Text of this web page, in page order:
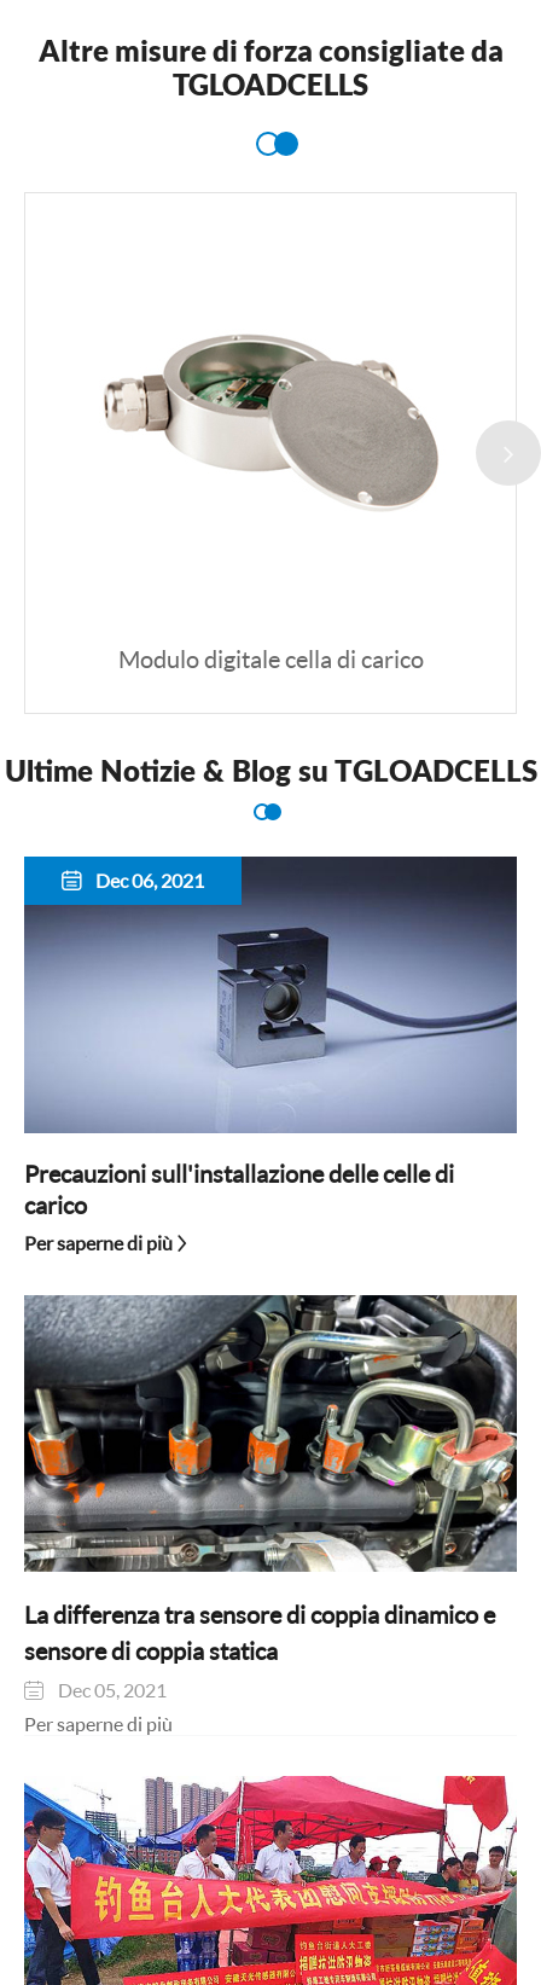
Altre misure di forza consigliate da
TGLOADCELLS
Modulo digitale cella di carico
Ultime Notizie & Blog su TGLOADCELLS
 Dec 06, 2021
Precauzioni sull'installazione delle celle di
carico
Per saperne di più
La differenza tra sensore di coppia dinamico e
sensore di coppia statica

Dec 05, 2021
Per saperne di più